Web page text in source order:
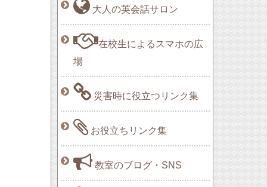
大人の英会話サロン
在校生によるスマホの広
場
災害時に役立つリンク集
お役立ちリンク集
教室のブログ・SNS